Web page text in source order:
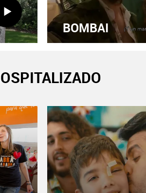
BOMBAI
BOMBAI
Enlace
externo